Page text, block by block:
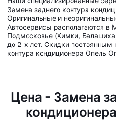
Замена заднего контура
Оригинальные и
Автосервисы располагаются в
Подмосковье (Химки,
до 2-х лет. Скидки постоянным
контура кондиционера Опель
Цена - Замена